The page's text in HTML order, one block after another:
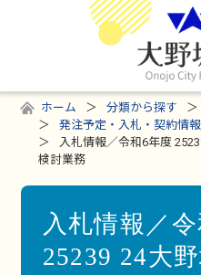
ホーム 分類から探す
発注予定・入札・契約情報
入札情報／令和6年度
検討業務
入札情報／
25239 24大